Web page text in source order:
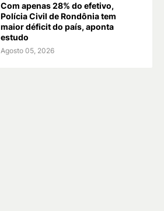
Com apenas 28% do efetivo,
Polícia Civil de Rondônia tem
maior déficit do país, aponta
estudo
Agosto 05, 2026